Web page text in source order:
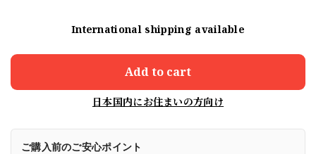
International shipping available
Add to cart
日本国内にお住まいの方向け
ご購入前のご安心ポイント